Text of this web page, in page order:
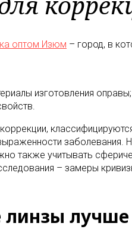
оптом Изюм – город, в
изготовления оправы;
также учитывать
– замеры
линзы лучше